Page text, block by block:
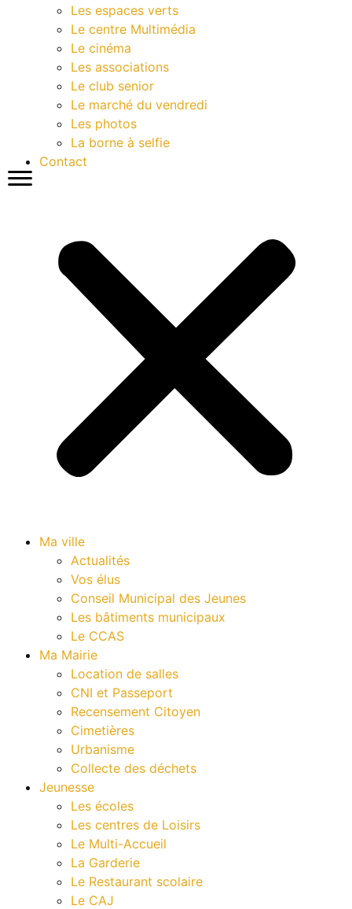
Les espaces verts
Le centre Multimédia
Le cinéma
Les associations
Le club senior
Le marché du vendredi
Les photos
La borne à selfie
Contact
Ma ville
Actualités
Vos élus
Conseil Municipal des Jeunes
Les bâtiments municipaux
Le CCAS
Ma Mairie
Location de salles
CNI et Passeport
Recensement Citoyen
Cimetières
Urbanisme
Collecte des déchets
Jeunesse
Les écoles
Les centres de Loisirs
Le Multi-Accueil
La Garderie
Le Restaurant scolaire
Le CAJ